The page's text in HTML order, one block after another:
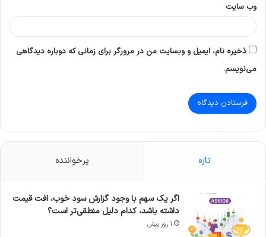
وب‌ سایت
ذخیره نام، ایمیل و وبسایت من در مرورگر برای زمانی که دوباره دیدگاهی
می‌نویسم.
تازه پرخواننده
اگر یک سهم با وجود گزارش سود خوب، افت قیمت
داشته باشد، کدام دلیل منطقی‌تر است؟
1 روز پیش